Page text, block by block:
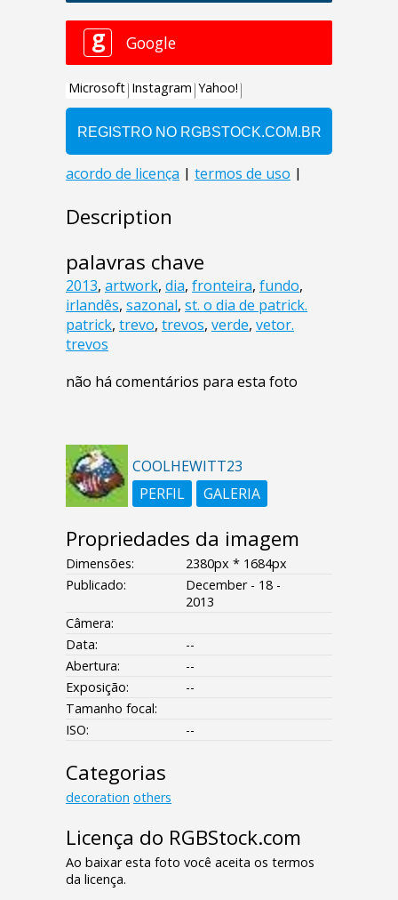
Description
palavras chave
2013, artwork, dia, fronteira, fundo,
irlandês, sazonal, st. o dia de patrick.
patrick, trevo, trevos, verde, vetor.
trevos
não há comentários para esta foto
COOLHEWITT23
PERFIL
GALERIA
Propriedades da imagem
Dimensões:
2380px * 1684px
Publicado:
December - 18 -
2013
Câmera:
Data:
--
Abertura:
--
Exposição:
--
Tamanho focal:
ISO:
--
Categorias
decoration others
Licença do RGBStock.com
Ao baixar esta foto você aceita os termos
da licença.